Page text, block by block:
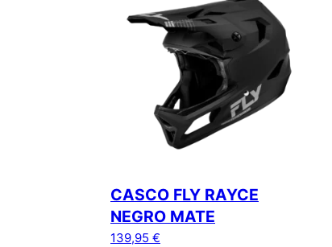
CASCO FLY RAYCE
NEGRO MATE
139,95 €